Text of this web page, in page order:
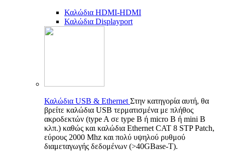
Καλώδια HDMI-HDMI
Καλώδια Displayport
Καλώδια USB & Ethernet Στην κατηγορία αυτή, θα
βρείτε καλώδια USB τερματισμένα με πλήθος
ακροδεκτών (type A σε type B ή micro B ή mini B
κλπ.) καθώς και καλώδια Ethernet CAT 8 STP Patch,
εύρους 2000 Mhz και πολύ υψηλού ρυθμού
διαμεταγωγής δεδομένων (>40GBase-T).